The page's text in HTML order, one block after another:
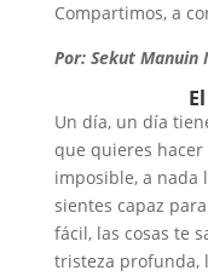
Compartimos, a
Por: Sekut Manuin
Un día, un día
que quieres
imposible, a nada
sientes capaz
fácil, las cosas te
tristeza profunda,